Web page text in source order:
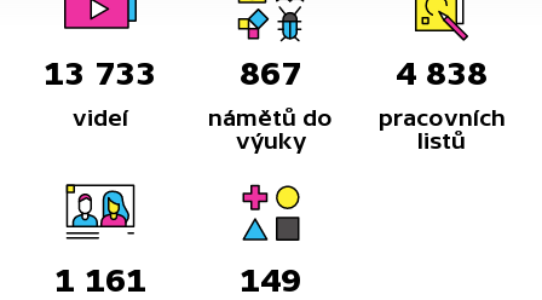
13 733
videí
867
námětů do
výuky
4 838
pracovních
listů
1 161 149